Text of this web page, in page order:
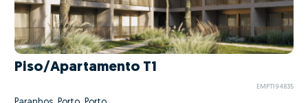
Piso/Apartamento T1
EMPT194835